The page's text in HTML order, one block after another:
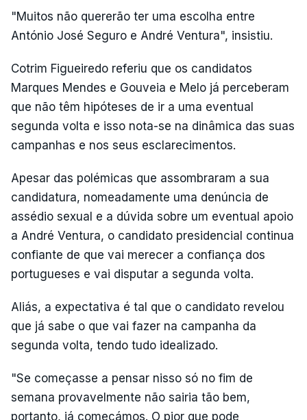
"Muitos não quererão ter uma escolha entre
António José Seguro e André Ventura", insistiu.
Cotrim Figueiredo referiu que os candidatos
Marques Mendes e Gouveia e Melo já perceberam
que não têm hipóteses de ir a uma eventual
segunda volta e isso nota-se na dinâmica das suas
campanhas e nos seus esclarecimentos.
Apesar das polémicas que assombraram a sua
candidatura, nomeadamente uma denúncia de
assédio sexual e a dúvida sobre um eventual apoio
a André Ventura, o candidato presidencial continua
confiante de que vai merecer a confiança dos
portugueses e vai disputar a segunda volta.
Aliás, a expectativa é tal que o candidato revelou
que já sabe o que vai fazer na campanha da
segunda volta, tendo tudo idealizado.
"Se começasse a pensar nisso só no fim de
semana provavelmente não sairia tão bem,
portanto, já começámos. O pior que pode